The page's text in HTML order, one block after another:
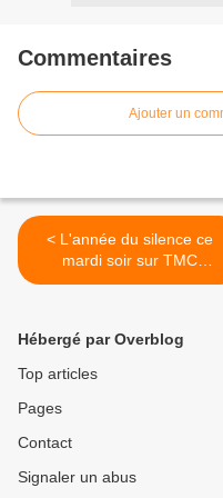
Commentaires
Ajouter un
< L'année du silence ce
mardi soir sur TMC
(rubrique de Quotidien).
Hébergé par Overblog
Top articles
Pages
Contact
Signaler un abus